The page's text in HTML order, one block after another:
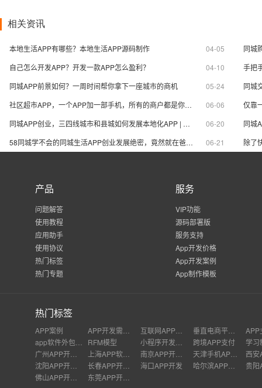
同城E栈主题是主要针对同城
包含房屋租赁、兼职招聘及家政维
行设计的，包含餐
相关资讯
本地生活APP有哪些？本地生活APP源码制作 04-05
同城
自己怎么开发APP？开发一款APP怎么盈利？
04-10
手把
同城APP前景如何？一周时间帮你拿下一座城市的商机
05-24
社区超市APP，一个APP加一部手机，所有的商户都是你的生意
06-06
同城APP创业，三四线城市和县城如何发展本地化APP | 同城APP盈利模式
06-20
58同城学不会的同城生活APP创业发展绝密，竟然就在爸妈的朋友圈？
06-21
产品
问题解答
使用教程
应用助手
使用协议
热门标签
热门专题
服务
VIP功能
源码部署版
服务支持
App开发价格
App开发案例
App制作模板
热门标签
APP案例
RFM模型
跨境APP支付
海口APP开发